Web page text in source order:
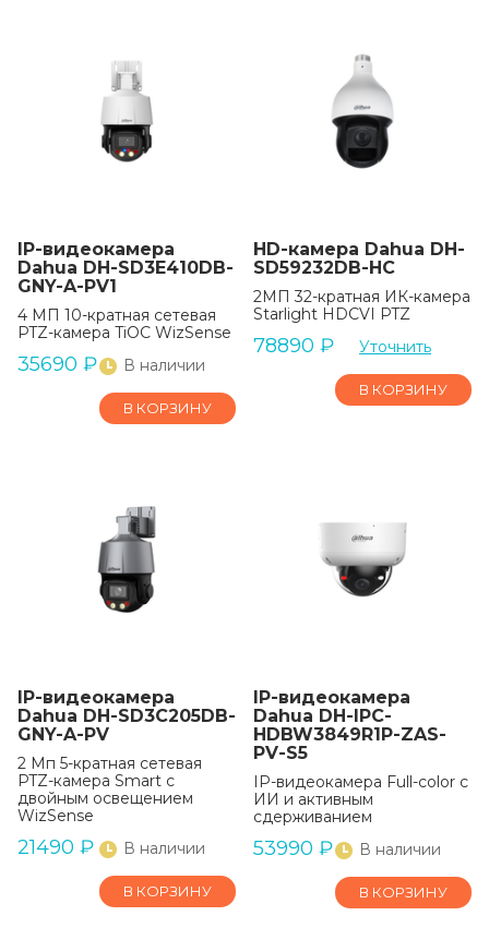
IP-видеокамера
Dahua DH-SD3E410DB-
GNY-A-PV1
4 МП 10-кратная сетевая
PTZ-камера TiOC WizSense
35690 ₽ В наличии
В КОРЗИНУ
HD-камера Dahua DH-
SD59232DB-HC
2МП 32-кратная ИК-камера
Starlight HDCVI PTZ
78890 ₽ Уточнить
В КОРЗИНУ
IP-видеокамера
Dahua DH-SD3C205DB-
GNY-A-PV
2 Мп 5-кратная сетевая
PTZ-камера Smart с
двойным освещением
WizSense
21490 ₽ В наличии
В КОРЗИНУ
IP-видеокамера
Dahua DH-IPC-
HDBW3849R1P-ZAS-
PV-S5
IP-видеокамера Full-color с
ИИ и активным
сдерживанием
53990 ₽ В наличии
В КОРЗИНУ